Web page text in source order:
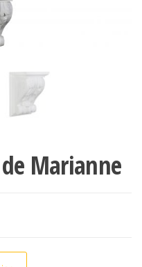
Marianne
de Marianne